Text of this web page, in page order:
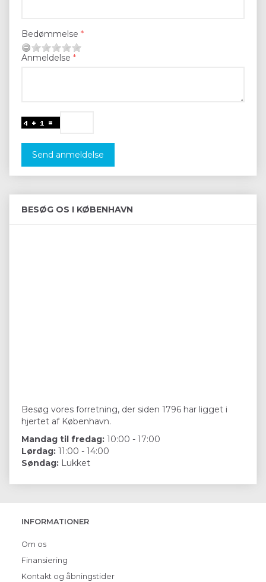
Bedømmelse
Anmeldelse
Send anmeldelse
BESØG OS I KØBENHAVN
Besøg vores forretning, der siden 1796 har ligget i
hjertet af København.
Mandag til fredag: 10:00 - 17:00
Lørdag: 11:00 - 14:00
Søndag: Lukket
INFORMATIONER
Om os
Finansiering
Kontakt og åbningstider